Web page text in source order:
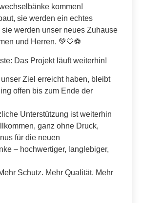
kommen!
sie werden ein echtes
sie werden unser neues Zuhause
und Herren. 💚🤍⚽
Das Projekt läuft weiterhin!
Ziel erreicht haben, bleibt
offen bis zum Ende der
Unterstützung ist weiterhin
ganz ohne Druck,
für die neuen
– hochwertiger, langlebiger,
Schutz. Mehr Qualität. Mehr